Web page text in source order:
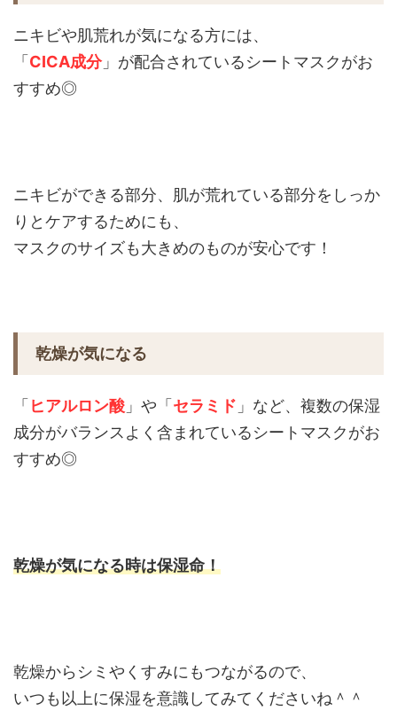
ニキビや肌荒れが気になる方には、
「CICA成分」が配合されているシートマスクがお
すすめ◎
ニキビができる部分、肌が荒れている部分をしっか
りとケアするためにも、
マスクのサイズも大きめのものが安心です！
乾燥が気になる
「ヒアルロン酸 」や「セラミド 」など、複数の保湿
成分がバランスよく含まれているシートマスクがお
すすめ◎
乾燥が気になる時は保湿命！
乾燥からシミやくすみにもつながるので、
いつも以上に保湿を意識してみてくださいね＾＾